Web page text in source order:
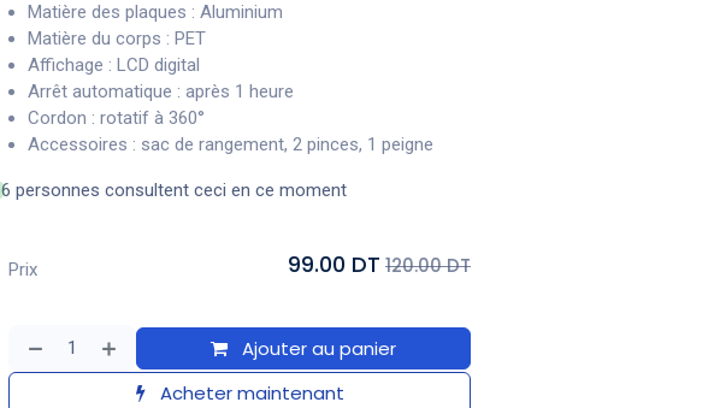
Matière des plaques : Aluminium
Matière du corps : PET
Affichage : LCD digital
Arrêt automatique : après 1 heure
Cordon : rotatif à 360°
Accessoires : sac de rangement, 2 pinces, 1 peigne
6 personnes consultent ceci en ce moment
Ajouter au panier
Acheter maintenant
Prix 99.00 DT 120.00 DT